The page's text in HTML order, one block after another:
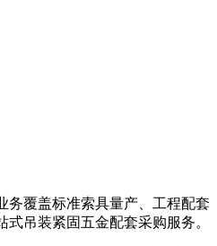
覆盖标准索具量产、工程配套
吊装紧固五金配套采购服务。